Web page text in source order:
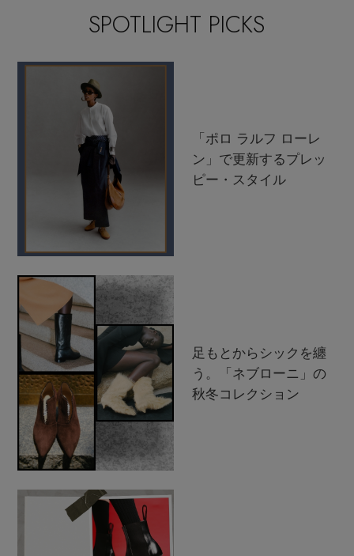
SPOTLIGHT PICKS
「ポロ ラルフ ローレ
ン」で更新するプレッ
ピー・スタイル
足もとからシックを纏
う。「ネブローニ」の
秋冬コレクション